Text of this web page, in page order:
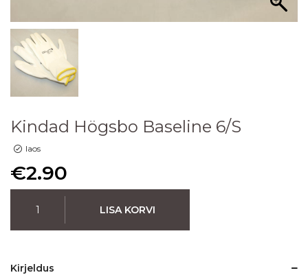
Kindad Högsbo Baseline 6/S
laos
€2.90
LISA KORVI
Kirjeldus